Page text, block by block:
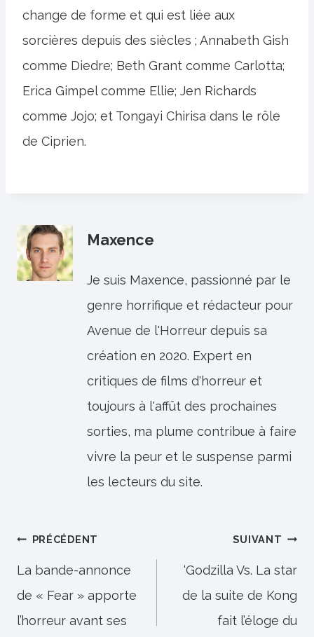
change de forme et qui est liée aux
sorcières depuis des siècles ; Annabeth Gish
comme Diedre; Beth Grant comme Carlotta;
Erica Gimpel comme Ellie; Jen Richards
comme Jojo; et Tongayi Chirisa dans le rôle
de Ciprien.
Maxence
Je suis Maxence, passionné par le
genre horrifique et rédacteur pour
Avenue de l'Horreur depuis sa
création en 2020. Expert en
critiques de films d'horreur et
toujours à l'affût des prochaines
sorties, ma plume contribue à faire
vivre la peur et le suspense parmi
les lecteurs du site.
Navigation
de
l’article
PRÉCÉDENT
La bande-annonce
de « Fear » apporte
l’horreur avant ses
SUIVANT
‘Godzilla Vs. La star
de la suite de Kong
fait l’éloge du